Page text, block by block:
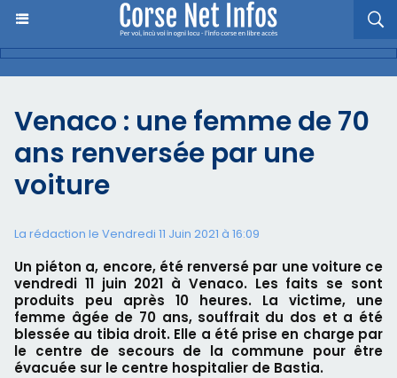
Venaco : une femme de 70
ans renversée par une
voiture
La rédaction le Vendredi 11 Juin 2021 à 16:09
Un piéton a, encore, été renversé par une voiture ce
vendredi 11 juin 2021 à Venaco. Les faits se sont
produits peu après 10 heures. La victime, une
femme âgée de 70 ans, souffrait du dos et a été
blessée au tibia droit. Elle a été prise en charge par
le centre de secours de la commune pour être
évacuée sur le centre hospitalier de Bastia.